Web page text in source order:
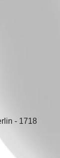
- 1718